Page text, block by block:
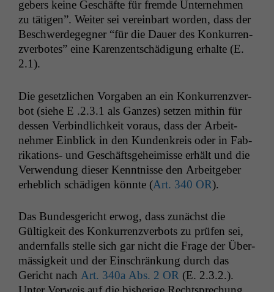
ge­bers keine Geschäfte für fremde Unternehmen
zu täti­gen”. Weit­er sei vere­in­bart wor­den, dass der
Beschw­erdegeg­n­er “für die Dauer des Konkur­ren­
zver­botes” eine Karen­zentschädi­gung erhalte (E.
2.1).
Die geset­zlichen Vor­gaben an ein Konkur­ren­zver­
bot (siehe E .2.3.1 als Ganzes) set­zen mithin für
dessen Verbindlichkeit voraus, dass der Arbeit­
nehmer Ein­blick in den Kun­denkreis oder in Fab­
rika­tions- und Geschäfts­ge­heimisse erhält und die
Ver­wen­dung dieser Ken­nt­nisse den Arbeit­ge­ber
erhe­blich schädi­gen kön­nte (Art. 340 OR).
Das Bun­des­gericht erwog, dass zunächst die
Gültigkeit des Konkur­ren­zver­bots zu prüfen sei,
andern­falls stelle sich gar nicht die Frage der Über­
mäs­sigkeit und der Ein­schränkung durch das
Gericht nach Art. 340a Abs. 2 OR (E. 2.3.2.).